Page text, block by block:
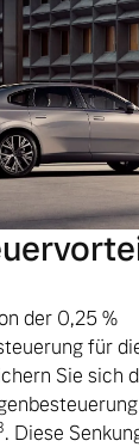
der 0,25 %
für
Sie sich
. Diese